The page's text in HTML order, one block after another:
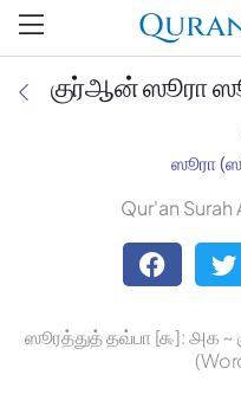
Jan Trust Foundation
Mufti Omar Sheriff
குர்ஆன் ஸூரா
ஸூரா
Qur'an Surah
ஸூரத்துத் தவ்பா [௯]: ௮௧ ~